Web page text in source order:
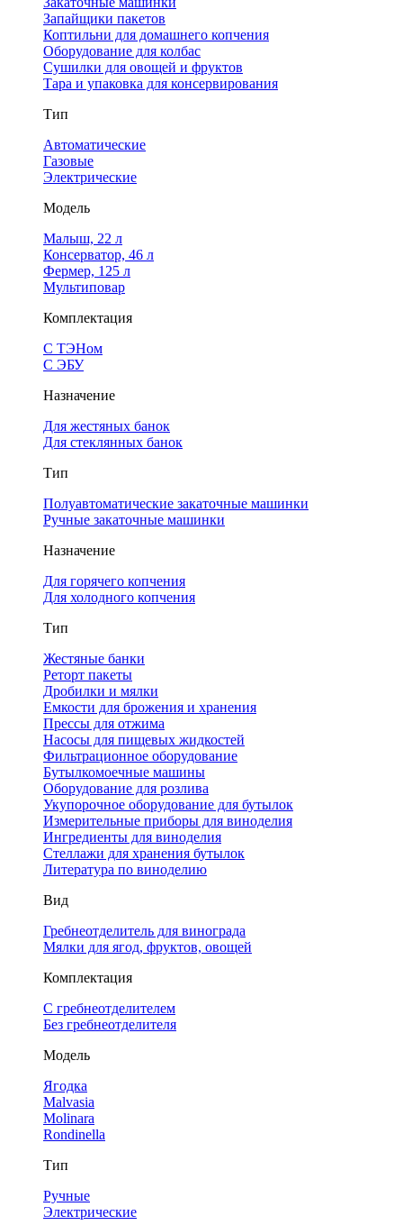
Запайщики пакетов
Коптильни для домашнего копчения
Оборудование для колбас
Сушилки для овощей и фруктов
Тара и упаковка для консервирования
Тип
Автоматические
Газовые
Электрические
Модель
Малыш, 22 л
Консерватор, 46 л
Фермер, 125 л
Мультиповар
Комплектация
С ТЭНом
С ЭБУ
Назначение
Для жестяных банок
Для стеклянных банок
Тип
Полуавтоматические закаточные машинки
Ручные закаточные машинки
Назначение
Для горячего копчения
Для холодного копчения
Тип
Жестяные банки
Реторт пакеты
Дробилки и мялки
Емкости для брожения и хранения
Прессы для отжима
Насосы для пищевых жидкостей
Фильтрационное оборудование
Бутылкомоечные машины
Оборудование для розлива
Укупорочное оборудование для бутылок
Измерительные приборы для виноделия
Ингредиенты для виноделия
Стеллажи для хранения бутылок
Литература по виноделию
Вид
Гребнеотделитель для винограда
Мялки для ягод, фруктов, овощей
Комплектация
С гребнеотделителем
Без гребнеотделителя
Модель
Ягодка
Malvasia
Molinara
Rondinella
Тип
Ручные
Электрические